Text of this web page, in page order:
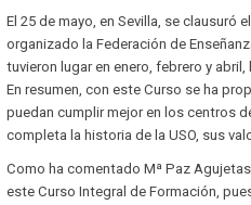
El 25 de mayo, en Sevilla, se clausuró
organizado la Federación de
tuvieron lugar en enero, febrero y
En resumen, con este Curso se ha
puedan cumplir mejor en los centros
completa la historia de la USO, sus
Como ha comentado Mª Paz
este Curso Integral de Formación,